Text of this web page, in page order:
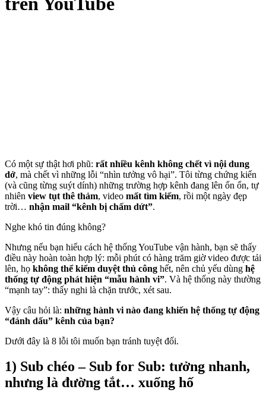
Có một sự thật hơi phũ: rất nhiều kênh không chết vì nội dung
dở, mà chết vì những lỗi “nhìn tưởng vô hại”. Tôi từng chứng kiến
(và cũng từng suýt dính) những trường hợp kênh đang lên ổn ổn, tự
nhiên view tụt thê thảm, video mất tìm kiếm, rồi một ngày đẹp
trời… nhận mail “kênh bị chấm dứt”.
Nghe khó tin đúng không?
Nhưng nếu bạn hiểu cách hệ thống YouTube vận hành, bạn sẽ thấy
điều này hoàn toàn hợp lý: mỗi phút có hàng trăm giờ video được tải
lên, họ không thể kiểm duyệt thủ công hết, nên chủ yếu dùng hệ
thống tự động phát hiện “mẫu hành vi”. Và hệ thống này thường
“mạnh tay”: thấy nghi là chặn trước, xét sau.
Vậy câu hỏi là: những hành vi nào đang khiến hệ thống tự động
“đánh dấu” kênh của bạn?
Dưới đây là 8 lỗi tôi muốn bạn tránh tuyệt đối.
1) Sub chéo – Sub for Sub: tưởng nhanh,
nhưng là đường tắt… xuống hố